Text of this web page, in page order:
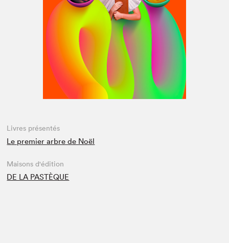
Espace médias
Livres présentés
Le premier arbre de Noël
Maisons d'édition
DE LA PASTÈQUE